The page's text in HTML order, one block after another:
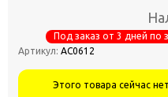
Под заказ от 3 дней по
Артикул: АС0612
Этого товара сейчас